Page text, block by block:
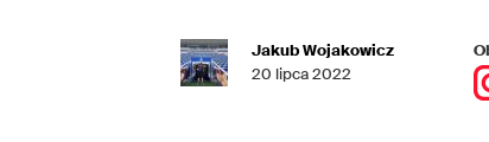
Jakub Wojakowicz
20 lipca 2022